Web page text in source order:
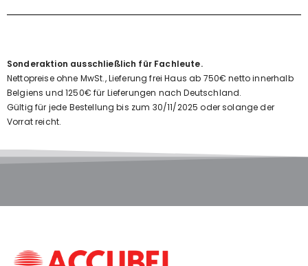
Sonderaktion ausschließlich für Fachleute.
Nettopreise ohne MwSt., Lieferung frei Haus ab 750€ netto innerhalb
Belgiens und 1250€ für Lieferungen nach Deutschland.
Gültig für jede Bestellung bis zum 30/11/2025 oder solange der
Vorrat reicht.